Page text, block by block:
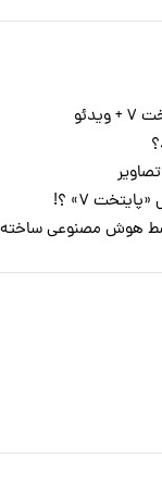
۷» ؟!
هوش مصنوعی